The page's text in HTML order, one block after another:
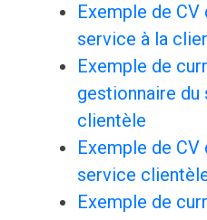
Exemple de
service à la
Exemple de
gestionnaire du
clientèle
Exemple de CV
service
Exemple de